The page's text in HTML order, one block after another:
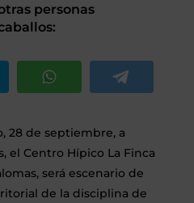
personas
28 de septiembre, a
el Centro Hípico La Finca
será escenario de
de la disciplina de